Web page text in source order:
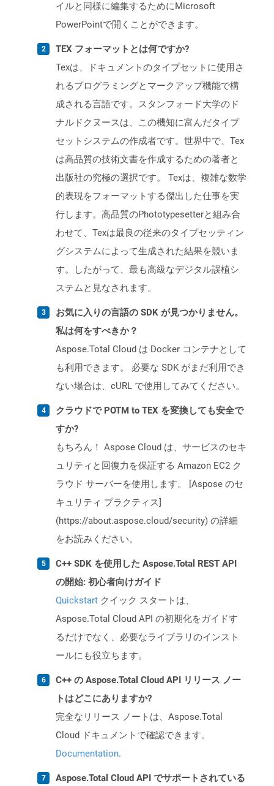
イルと同様に編集するためにMicrosoft
PowerPointで開くことができます。
TEX フォーマットとは何ですか?
Texは、ドキュメントのタイプセットに使用さ
れるプログラミングとマークアップ機能で構
成される言語です。スタンフォード大学のド
ナルドクヌースは、この機知に富んだタイプ
セットシステムの作成者です。世界中で、Tex
は高品質の技術文書を作成するための著者と
出版社の究極の選択です。 Texは、複雑な数学
的表現をフォーマットする傑出した仕事を実
行します。高品質のPhototypesetterと組み合
わせて、Texは最良の従来のタイプセッティン
グシステムによって生成された結果を競いま
す。したがって、最も高級なデジタル誤植シ
ステムと見なされます。
お気に入りの言語の SDK が見つかりません。
私は何をすべきか？
Aspose.Total Cloud は Docker コンテナとして
も利用できます。 必要な SDK がまだ利用でき
ない場合は、cURL で使用してみてください。
クラウドで POTM to TEX を変換しても安全で
すか?
もちろん！ Aspose Cloud は、サービスのセキ
ュリティと回復力を保証する Amazon EC2 ク
ラウド サーバーを使用します。 [Aspose のセ
キュリティ プラクティス]
(https://about.aspose.cloud/security) の詳細
をお読みください。
C++ SDK を使用した Aspose.Total REST API
の開始: 初心者向けガイド
Quickstart クイック スタートは、
Aspose.Total Cloud API の初期化をガイドす
るだけでなく、必要なライブラリのインスト
ールにも役立ちます。
C++ の Aspose.Total Cloud API リリース ノー
トはどこにありますか?
完全なリリース ノートは、Aspose.Total
Cloud ドキュメントで確認できます。
Documentation.
Aspose.Total Cloud API でサポートされている